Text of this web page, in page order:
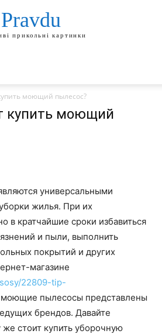
Pravdu
прикольні картинки
моющий пылесос?
купить моющий
универсальными
жилья. При их
в кратчайшие сроки избавиться
и пыли, выполнить
покрытий и других
магазине
22809-tip-
моющие пылесосы представлены
брендов. Давайте
стоит купить уборочную